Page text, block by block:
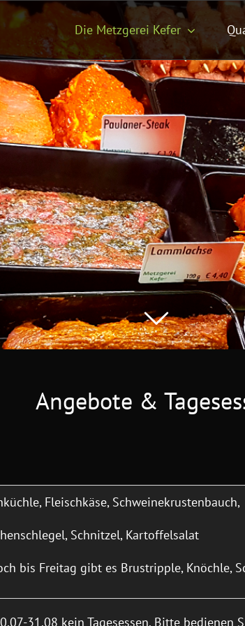
Die Metzgerei Kefer
Angebote &
Fleischkäse, Schweinekrustenbauch,
Schnitzel, Kartoffelsalat
bis Freitag gibt es Brustripple, Knöchle,
31.08 kein Tagesessen. Bitte bedienen